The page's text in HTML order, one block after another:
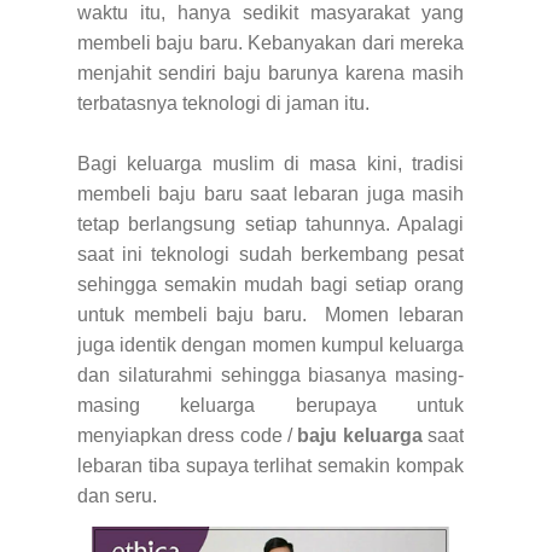
waktu itu, hanya sedikit masyarakat yang
membeli baju baru. Kebanyakan dari mereka
menjahit sendiri baju barunya karena masih
terbatasnya teknologi di jaman itu.
Bagi keluarga muslim di masa kini, tradisi
membeli baju baru saat lebaran juga masih
tetap berlangsung setiap tahunnya. Apalagi
saat ini teknologi sudah berkembang pesat
sehingga semakin mudah bagi setiap orang
untuk membeli baju baru. Momen lebaran
juga identik dengan momen kumpul keluarga
dan silaturahmi sehingga biasanya masing-
masing keluarga berupaya untuk
menyiapkan dress code / baju keluargasaat
lebaran tiba supaya terlihat semakin kompak
dan seru.